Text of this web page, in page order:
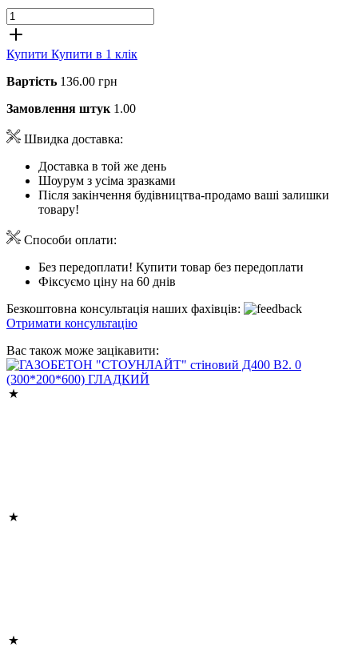
Купити Купити в 1 клік
Вартість 136.00 грн
Замовлення штук 1.00
Швидка доставка:
Доставка в той же день
Шоурум з усіма зразками
Після закінчення будівництва-продамо ваші залишки
товару!
Способи оплати:
Без передоплати! Купити товар без передоплати
Фіксуємо ціну на 60 днів
Безкоштовна консультація наших фахівців:
Отримати консультацію
Вас також може зацікавити: